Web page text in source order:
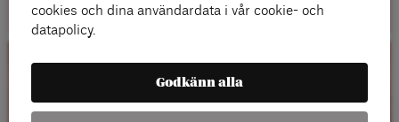
Kalender
cookies och dina användardata i vår cookie- och
datapolicy.
Godkänn alla